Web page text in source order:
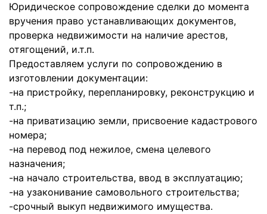
Юридическое сопровождение сделки до момента
вручения право устанавливающих документов,
проверка недвижимости на наличие арестов,
отягощений, и.т.п.
Предоставляем услуги по сопровождению в
изготовлении документации:
-на пристройку, перепланировку, реконструкцию и
т.п.;
-на приватизацию земли, присвоение кадастрового
номера;
-на перевод под нежилое, смена целевого
назначения;
-на начало строительства, ввод в эксплуатацию;
-на узаконивание самовольного строительства;
-срочный выкуп недвижимого имущества.